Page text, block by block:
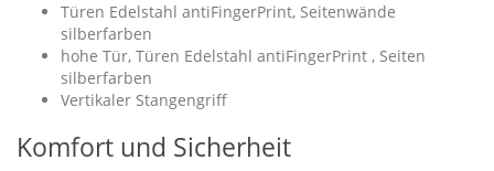
Türen Edelstahl antiFingerPrint, Seitenwände
silberfarben
hohe Tür, Türen Edelstahl antiFingerPrint , Seiten
silberfarben
Vertikaler Stangengriff
Komfort und Sicherheit